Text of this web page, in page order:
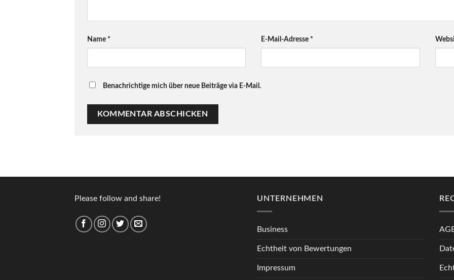
Name * E-Mail-Adresse *
Benachrichtige mich über neue Beiträge via E-Mail.
Please follow and share! UNTERNEHMEN
Business
Echtheit von Bewertungen
Impressum